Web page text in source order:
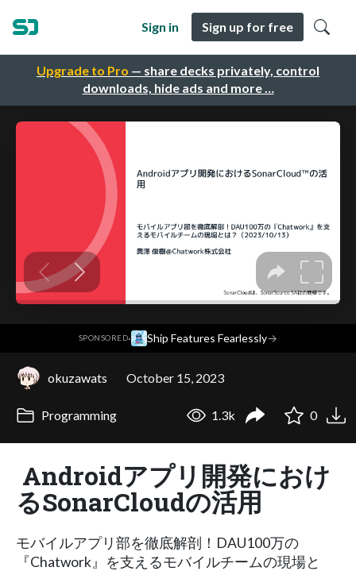
Upgrade to Pro — share decks privately, control
downloads, hide ads and more …
Sign in Sign up for free
SPONSORED· Ship Features Fearlessly→
okuzawats October 15, 2023
Programming 1.3k 0
Androidアプリ開発におけ
るSonarCloudの活用
モバイルアプリ部を徹底解剖！DAU100万の
『Chatwork』を支えるモバイルチームの現場と